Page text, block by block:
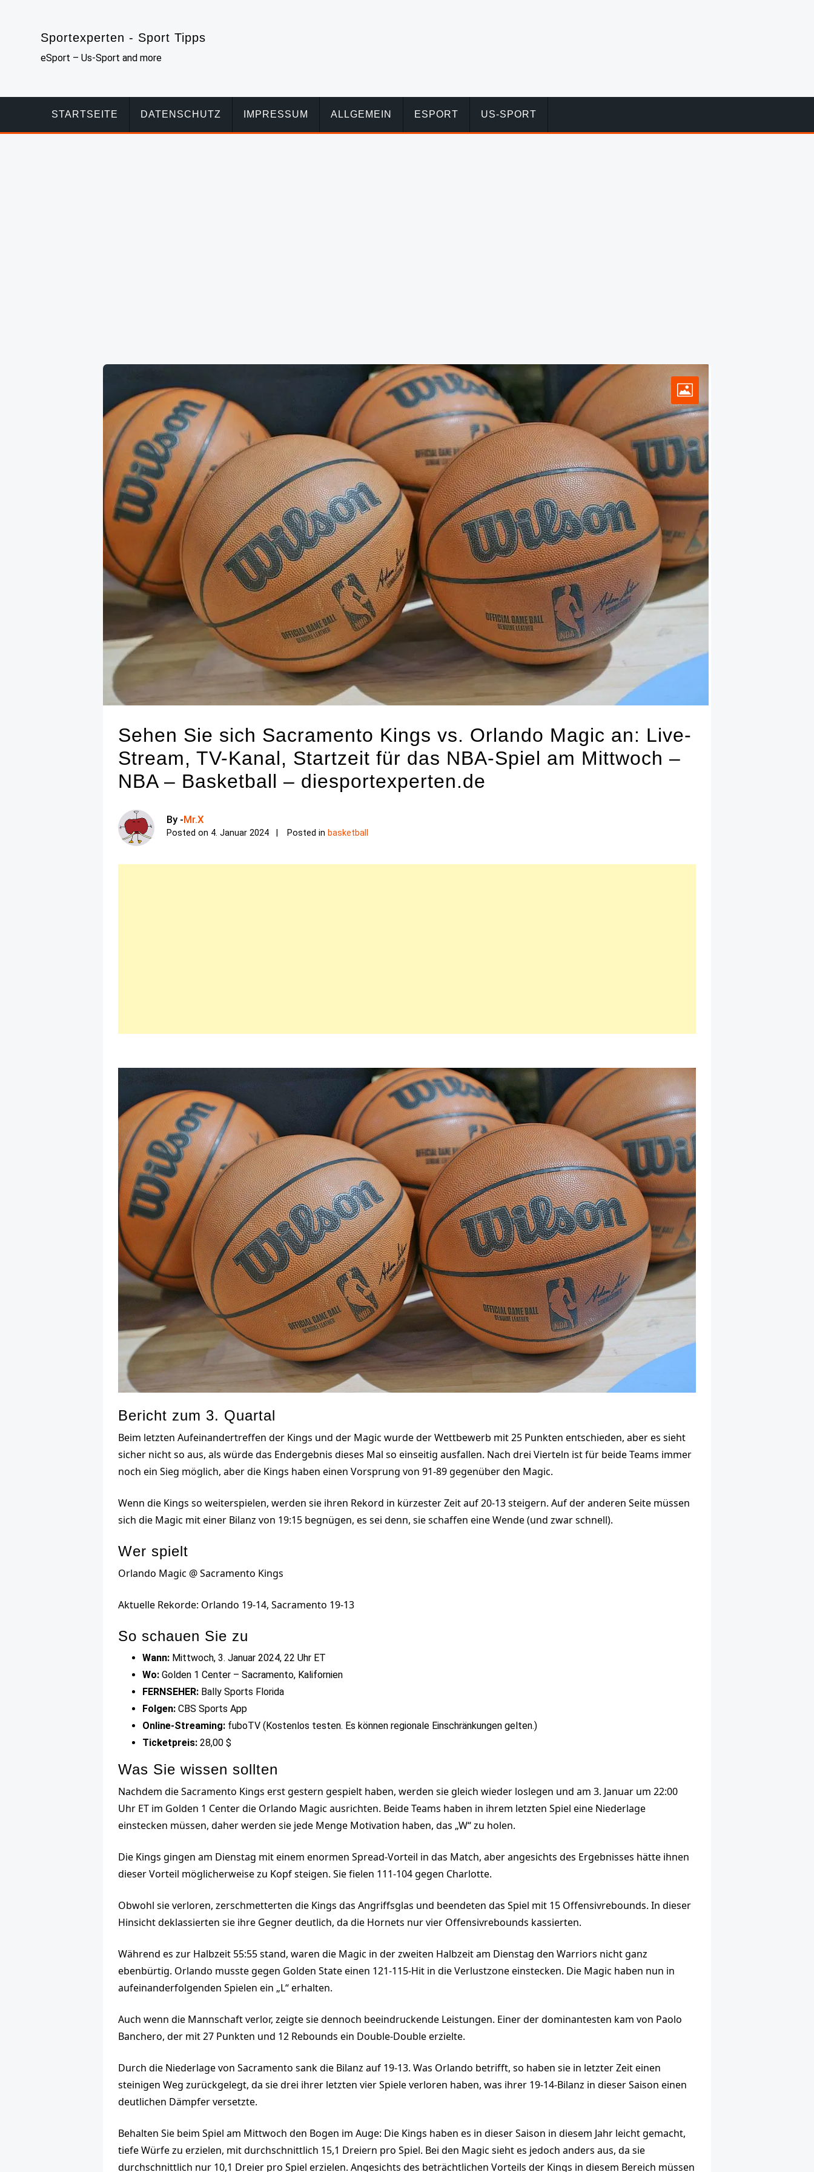
Sportexperten - Sport Tipps
eSport – Us-Sport and more
STARTSEITE DATENSCHUTZ IMPRESSUM ALLGEMEIN ESPORT US-SPORT
Sehen Sie sich Sacramento Kings vs. Orlando Magic an: Live-
Stream, TV-Kanal, Startzeit für das NBA-Spiel am Mittwoch –
NBA – Basketball – diesportexperten.de
By -Mr.X
Posted on 4. Januar 2024 Posted in basketball
Bericht zum 3. Quartal
Beim letzten Aufeinandertreffen der Kings und der Magic wurde der Wettbewerb mit 25 Punkten entschieden, aber es sieht
sicher nicht so aus, als würde das Endergebnis dieses Mal so einseitig ausfallen. Nach drei Vierteln ist für beide Teams immer
noch ein Sieg möglich, aber die Kings haben einen Vorsprung von 91-89 gegenüber den Magic.
Wenn die Kings so weiterspielen, werden sie ihren Rekord in kürzester Zeit auf 20-13 steigern. Auf der anderen Seite müssen
sich die Magic mit einer Bilanz von 19:15 begnügen, es sei denn, sie schaffen eine Wende (und zwar schnell).
Wer spielt
Orlando Magic @ Sacramento Kings
Aktuelle Rekorde: Orlando 19-14, Sacramento 19-13
So schauen Sie zu
Wann: Mittwoch, 3. Januar 2024, 22 Uhr ET
Wo: Golden 1 Center – Sacramento, Kalifornien
FERNSEHER: Bally Sports Florida
Folgen: CBS Sports App
Online-Streaming: fuboTV (Kostenlos testen. Es können regionale Einschränkungen gelten.)
Ticketpreis:28,00 $
Was Sie wissen sollten
Nachdem die Sacramento Kings erst gestern gespielt haben, werden sie gleich wieder loslegen und am 3. Januar um 22:00
Uhr ET im Golden 1 Center die Orlando Magic ausrichten. Beide Teams haben in ihrem letzten Spiel eine Niederlage
einstecken müssen, daher werden sie jede Menge Motivation haben, das „W“ zu holen.
Die Kings gingen am Dienstag mit einem enormen Spread-Vorteil in das Match, aber angesichts des Ergebnisses hätte ihnen
dieser Vorteil möglicherweise zu Kopf steigen. Sie fielen 111-104 gegen Charlotte.
Obwohl sie verloren, zerschmetterten die Kings das Angriffsglas und beendeten das Spiel mit 15 Offensivrebounds. In dieser
Hinsicht deklassierten sie ihre Gegner deutlich, da die Hornets nur vier Offensivrebounds kassierten.
Während es zur Halbzeit 55:55 stand, waren die Magic in der zweiten Halbzeit am Dienstag den Warriors nicht ganz
ebenbürtig. Orlando musste gegen Golden State einen 121-115-Hit in die Verlustzone einstecken. Die Magic haben nun in
aufeinanderfolgenden Spielen ein „L“ erhalten.
Auch wenn die Mannschaft verlor, zeigte sie dennoch beeindruckende Leistungen. Einer der dominantesten kam von Paolo
Banchero, der mit 27 Punkten und 12 Rebounds ein Double-Double erzielte.
Durch die Niederlage von Sacramento sank die Bilanz auf 19-13. Was Orlando betrifft, so haben sie in letzter Zeit einen
steinigen Weg zurückgelegt, da sie drei ihrer letzten vier Spiele verloren haben, was ihrer 19-14-Bilanz in dieser Saison einen
deutlichen Dämpfer versetzte.
Behalten Sie beim Spiel am Mittwoch den Bogen im Auge: Die Kings haben es in dieser Saison in diesem Jahr leicht gemacht,
tiefe Würfe zu erzielen, mit durchschnittlich 15,1 Dreiern pro Spiel. Bei den Magic sieht es jedoch anders aus, da sie
durchschnittlich nur 10,1 Dreier pro Spiel erzielen. Angesichts des beträchtlichen Vorteils der Kings in diesem Bereich müssen